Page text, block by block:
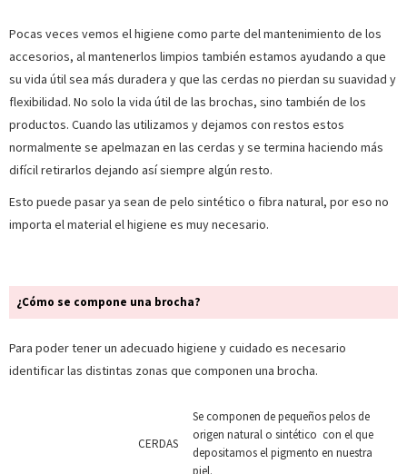
Pocas veces vemos el higiene como parte del mantenimiento de los
accesorios, al mantenerlos limpios también estamos ayudando a que
su vida útil sea más duradera y que las cerdas no pierdan su suavidad y
flexibilidad. No solo la vida útil de las brochas, sino también de los
productos. Cuando las utilizamos y dejamos con restos estos
normalmente se apelmazan en las cerdas y se termina haciendo más
difícil retirarlos dejando así siempre algún resto.
Esto puede pasar ya sean de pelo sintético o fibra natural, por eso no
importa el material el higiene es muy necesario.
¿Cómo se compone una brocha?
Para poder tener un adecuado higiene y cuidado es necesario
identificar las distintas zonas que componen una brocha.
CERDAS
Se componen de pequeños pelos de
origen natural o sintético con el que
depositamos el pigmento en nuestra
piel.